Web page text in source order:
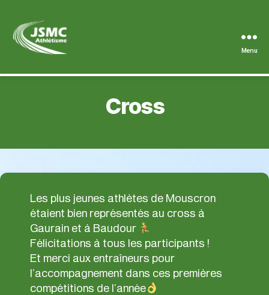
Menu
Cross
Les plus jeunes athlètes de Mouscron
étaient bien représentés au cross à
Gaurain et à Baudour
Félicitations à tous les participants !
Et merci aux entraîneurs pour
l’accompagnement dans ces premières
compétitions de l’année